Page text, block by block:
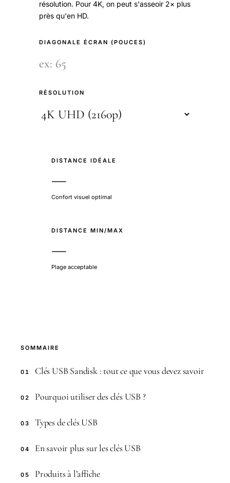
résolution. Pour 4K, on peut s'asseoir 2× plus
près qu'en HD.
DIAGONALE ÉCRAN (POUCES)
RÉSOLUTION
DISTANCE IDÉALE
—
Confort visuel optimal
DISTANCE MIN/MAX
—
Plage acceptable
SOMMAIRE
01 Clés USB Sandisk : tout ce que vous devez savoir
02 Pourquoi utiliser des clés USB ?
03 Types de clés USB
04 En savoir plus sur les clés USB
05 Produits à l’affiche